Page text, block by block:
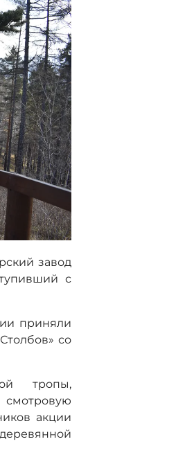
завод
с
приняли
со
тропы,
акции